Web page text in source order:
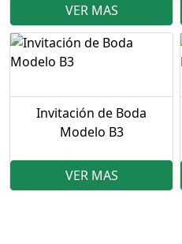
VER MAS
Invitación de Boda
Modelo B3
VER MAS